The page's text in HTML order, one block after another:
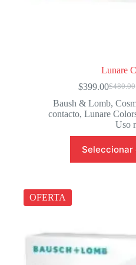
Lunare
$480.00
El
precio
original
era:
$399.00El
precio
actual
es:
Baush & Lomb,
contacto, Lunare
Uso
Seleccionar
OFERTA